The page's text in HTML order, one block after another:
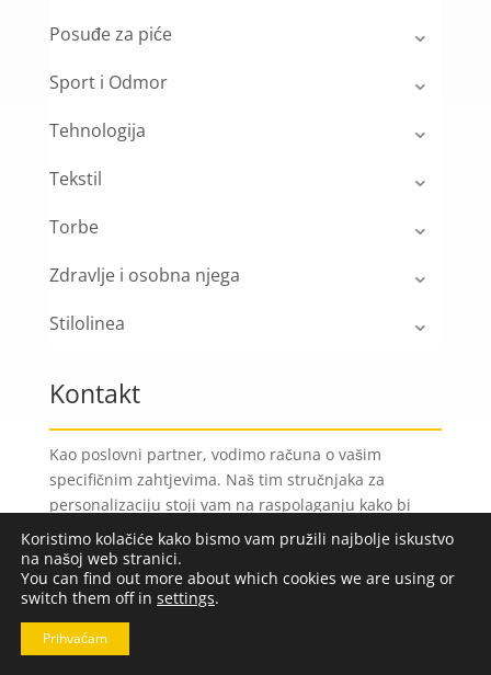
Posuđe za piće
Sport i Odmor
Tehnologija
Tekstil
Torbe
Zdravlje i osobna njega
Stilolinea
Kontakt
Kao poslovni partner, vodimo računa o vašim
specifičnim zahtjevima. Naš tim stručnjaka za
personalizaciju stoji vam na raspolaganju kako bi
vam pomogao u odabiru i prilagodbi proizvoda
prema vašim željama.
Kontaktirajte nas
Koristimo kolačiće kako bismo vam pružili najbolje iskustvo
na našoj web stranici.
You can find out more about which cookies we are using or
switch them off in settings.
Prihvaćam